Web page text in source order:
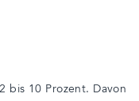
bis 10 Prozent. Davon